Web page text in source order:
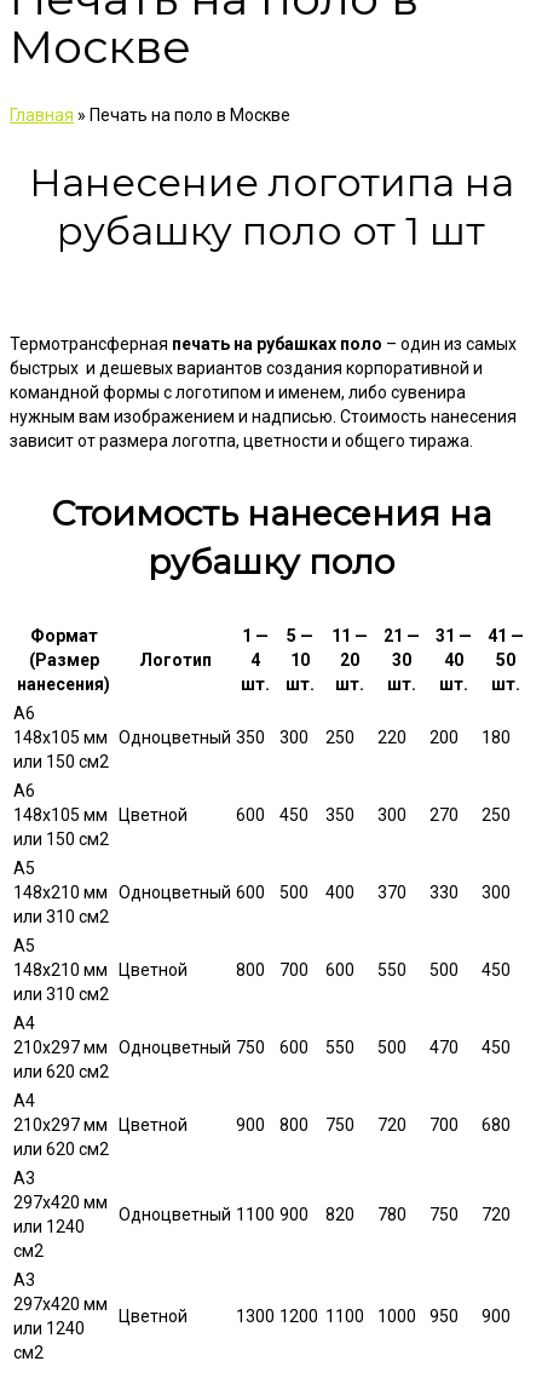
Москве
Главная » Печать на поло в Москве
Нанесение логотипа на
рубашку поло от 1 шт
Термотрансферная печать на рубашках поло – один из самых
быстрых и дешевых вариантов создания корпоративной и
командной формы с логотипом и именем, либо сувенира
нужным вам изображением и надписью. Стоимость нанесения
зависит от размера логотпа, цветности и общего тиража.
Стоимость нанесения на
рубашку поло
Формат
(Размер
нанесения)
Логотип
1 —
4
шт.
5 —
10
шт.
11 —
20
шт.
21 —
30
шт.
31 —
40
шт.
41 —
50
шт.
A6
148х105 мм
или 150 см2
Одноцветный 350 300 250 220 200 180
A6
148х105 мм
или 150 см2
Цветной 600 450 350 300 270 250
А5
148х210 мм
или 310 см2
Одноцветный 600 500 400 370 330 300
А5
148х210 мм
или 310 см2
Цветной 800 700 600 550 500 450
А4
210х297 мм
или 620 см2
Одноцветный 750 600 550 500 470 450
А4
210х297 мм
или 620 см2
Цветной 900 800 750 720 700 680
А3
297х420 мм
или 1240
см2
Одноцветный 1100 900 820 780 750 720
А3
297х420 мм
или 1240
см2
Цветной 1300 1200 1100 1000 950 900